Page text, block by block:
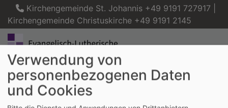
Direkt
zum
Inhalt
Kirchengemeinde St. Johannis +49 9191 727917 |
Kirchengemeinde Christuskirche +49 9191 2145
Evangelisch in Forchheim
Kirchengemeinde Forchheim St. Johannis und Kirchengemeinde Forchheim
Christuskirche
Verwendung von
personenbezogenen Daten
und Cookies